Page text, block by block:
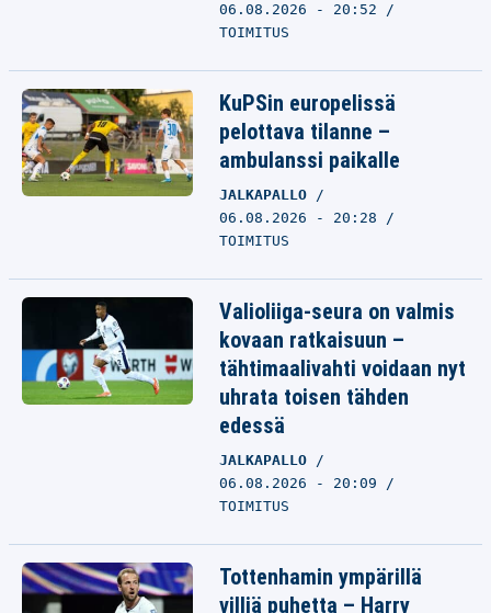
06.08.2026 - 20:52
TOIMITUS
KuPSin europelissä
pelottava tilanne –
ambulanssi paikalle
JALKAPALLO
06.08.2026 - 20:28
TOIMITUS
Valioliiga-seura on valmis
kovaan ratkaisuun –
tähtimaalivahti voidaan nyt
uhrata toisen tähden
edessä
JALKAPALLO
06.08.2026 - 20:09
TOIMITUS
Tottenhamin ympärillä
villiä puhetta – Harry